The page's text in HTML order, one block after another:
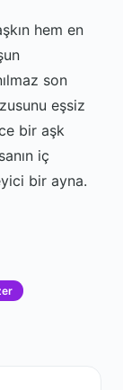
hem en
son
eşsiz
bir aşk
iç
bir ayna.